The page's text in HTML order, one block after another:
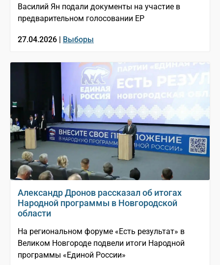
Василий Ян подали документы на участие в
предварительном голосовании ЕР
27.04.2026 | Выборы
Александр Дронов рассказал об итогах
Народной программы в Новгородской
области
На региональном форуме «Есть результат» в
Великом Новгороде подвели итоги Народной
программы «Единой России»